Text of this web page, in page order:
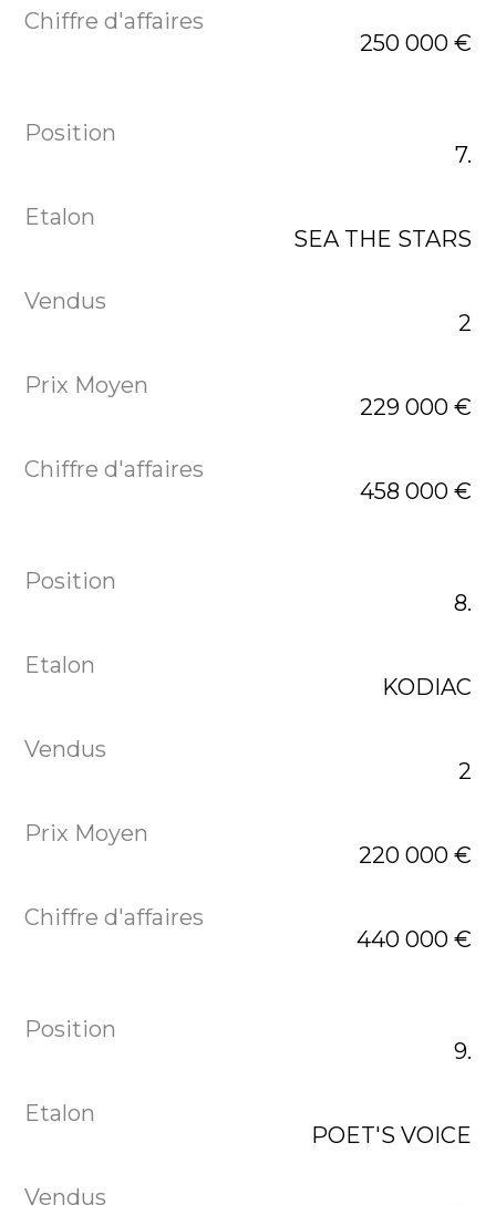
250 000 €
7.
SEA THE STARS
2
229 000 €
458 000 €
8.
KODIAC
2
220 000 €
440 000 €
9.
POET'S VOICE